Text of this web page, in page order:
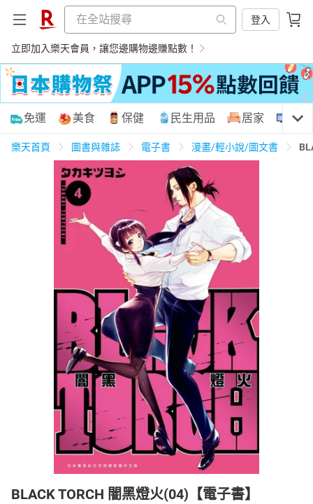
登入
立即加入樂天會員，讓您邊購物邊賺點數！
購物網分類
天天免運 養生保健
居家生活 3C家電 運動休閒 親子玩具
男裝 化妝保養 情趣用品
電子/紙本書
HOT
免運 美食 保健 民生用品 居家 3C
樂天首頁 圖書與雜誌 電子書 漫畫/輕小說/圖文書
BLACK TORCH 闇黑燈火(04)【電子書】